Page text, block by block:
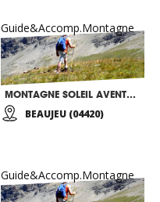
Guide&Accomp.Montagne
MONTAGNE SOLEIL AVENTURE
BEAUJEU (04420)
Guide&Accomp.Montagne